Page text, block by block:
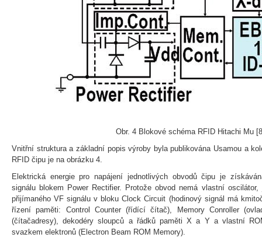
Obr. 4 Blokové schéma RFID Hitachi Mu
Vnitřní struktura a základní popis výroby byla publikována Usamou a
RFID čipu je na obrázku 4.
Elektrická energie pro napájení jednotlivých obvodů čipu je
signálu blokem Power Rectifier. Protože obvod nemá vlastní
přijímaného VF signálu v bloku Clock Circuit (hodinový signál má
řízení paměti: Control Counter (řídící čítač), Memory Conroller
(čítačadresy), dekodéry sloupců a řádků paměti X a Y a vlastní
svazkem elektronů (Electron Beam ROM Memory).